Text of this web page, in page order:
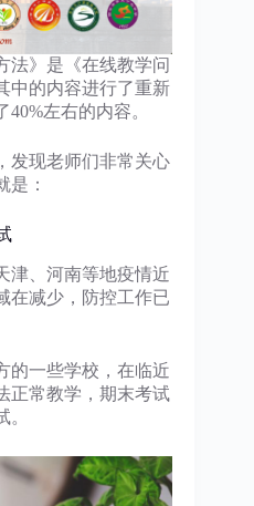
法》是《在线教学问
中的内容进行了重新
左右的内容。
发现老师们非常关心
是：
津、河南等地疫情近
在减少，防控工作已
的一些学校，在临近
正常教学，期末考试